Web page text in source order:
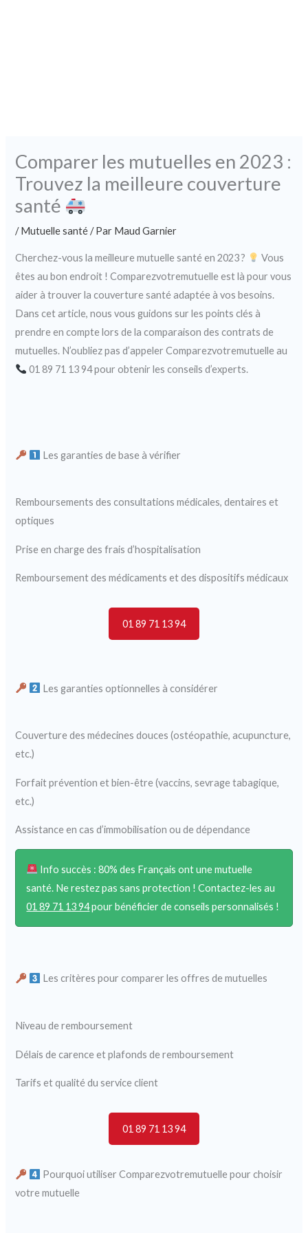
Comparer les mutuelles en 2023 :
Trouvez la meilleure couverture
santé
/Mutuelle santé/ Par Maud Garnier
Cherchez-vous la meilleure mutuelle santé en 2023 ?
Vous
êtes au bon endroit ! Comparezvotremutuelle est là pour vous
aider à trouver la couverture santé adaptée à vos besoins.
Dans cet article, nous vous guidons sur les points clés à
prendre en compte lors de la comparaison des contrats de
mutuelles. N’oubliez pas d’appeler Comparezvotremutuelle au
01 89 71 13 94 pour obtenir les conseils d’experts.
Les garanties de base à vérifier
Remboursements des consultations médicales, dentaires et
optiques
Prise en charge des frais d’hospitalisation
Remboursement des médicaments et des dispositifs médicaux
01 89 71 13 94
Les garanties optionnelles à considérer
Couverture des médecines douces (ostéopathie, acupuncture,
etc.)
Forfait prévention et bien-être (vaccins, sevrage tabagique,
etc.)
Assistance en cas d’immobilisation ou de dépendance
Info succès : 80% des Français ont une mutuelle
santé. Ne restez pas sans protection ! Contactez-les au
01 89 71 13 94pour bénéficier de conseils personnalisés !
Les critères pour comparer les offres de mutuelles
Niveau de remboursement
Délais de carence et plafonds de remboursement
Tarifs et qualité du service client
01 89 71 13 94
Pourquoi utiliser Comparezvotremutuelle pour choisir
votre mutuelle